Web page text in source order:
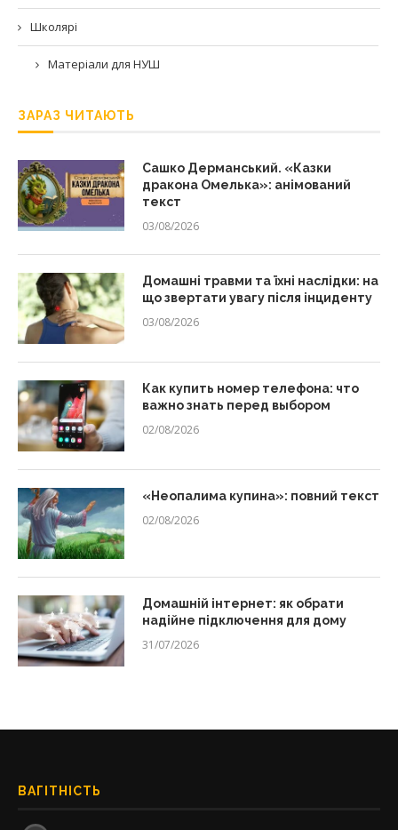
Школярі
Матеріали для НУШ
ЗАРАЗ ЧИТАЮТЬ
Сашко Дерманський. «Казки
дракона Омелька»: анімований
текст
03/08/2026
Домашні травми та їхні наслідки: на
що звертати увагу після інциденту
03/08/2026
Как купить номер телефона: что
важно знать перед выбором
02/08/2026
«Неопалима купина»: повний текст
02/08/2026
Домашній інтернет: як обрати
надійне підключення для дому
31/07/2026
ВАГІТНІСТЬ